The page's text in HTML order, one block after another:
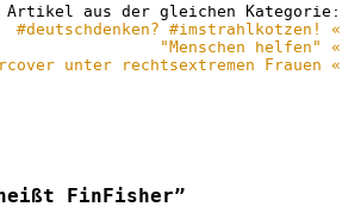
Artikel aus der gleichen Kategorie:
#deutschdenken? #imstrahlkotzen! «
"Menschen helfen" «
unter rechtsextremen Frauen «
FinFisher”